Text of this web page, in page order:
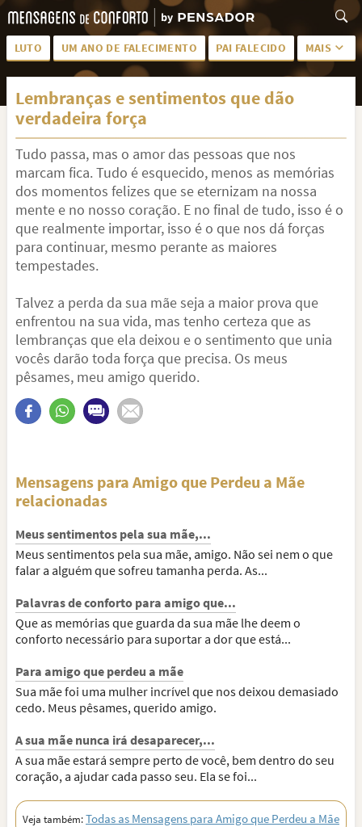
LUTO UM ANO DE FALECIMENTO PAI FALECIDO MAIS
LUTO PARA AMIGA PALAVRAS
SAUDADES DA MÃE
PÊSAMES PARA AMIGA DESCANSE EM PAZ
MEUS SENTIMENTOS PÊSAMES PARA AMIGO
FRASES DE LUTO PARA AMIGO FIM DE NAMORO
TODAS AS CATEGORIAS
Lembranças e sentimentos que dão
verdadeira força
Tudo passa, mas o amor das pessoas que nos
marcam fica. Tudo é esquecido, menos as memórias
dos momentos felizes que se eternizam na nossa
mente e no nosso coração. E no final de tudo, isso é o
que realmente importar, isso é o que nos dá forças
para continuar, mesmo perante as maiores
tempestades.
Talvez a perda da sua mãe seja a maior prova que
enfrentou na sua vida, mas tenho certeza que as
lembranças que ela deixou e o sentimento que unia
vocês darão toda força que precisa. Os meus
pêsames, meu amigo querido.
Mensagens para Amigo que Perdeu a Mãe
relacionadas
Meus sentimentos pela sua mãe,...
Meus sentimentos pela sua mãe, amigo. Não sei nem o que
falar a alguém que sofreu tamanha perda. As...
Palavras de conforto para amigo que...
Que as memórias que guarda da sua mãe lhe deem o
conforto necessário para suportar a dor que está...
Para amigo que perdeu a mãe
Sua mãe foi uma mulher incrível que nos deixou demasiado
cedo. Meus pêsames, querido amigo.
A sua mãe nunca irá desaparecer,...
A sua mãe estará sempre perto de você, bem dentro do seu
coração, a ajudar cada passo seu. Ela se foi...
Veja também:Todas as Mensagens para Amigo que Perdeu a Mãe